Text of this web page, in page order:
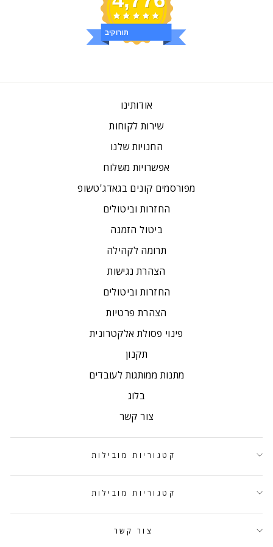
ביקורות
אודותינו
שירות לקוחות
החנויות שלנו
אפשרויות משלוח
מפורסמים קונים בגאדג'טשופ
החזרות וביטולים
ביטול הזמנה
תרומה לקהילה
הצהרת נגישות
החזרות וביטולים
הצהרת פרטיות
פינוי פסולת אלקטרונית
תקנון
מתנות ממותגות לעובדים
בלוג
צור קשר
קטגוריות מובילות
קטגוריות מובילות
צור קשר